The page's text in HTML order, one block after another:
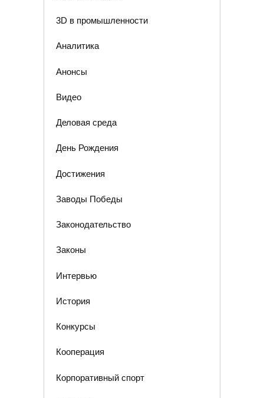
3D в промышленности
Аналитика
Анонсы
Видео
Деловая среда
День Рождения
Достижения
Заводы Победы
Законодательство
Законы
Интервью
История
Конкурсы
Кооперация
Корпоративный спорт